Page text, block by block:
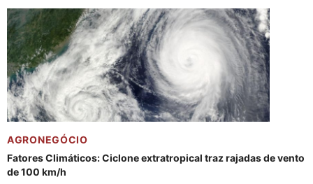
AGRONEGÓCIO
Fatores Climáticos: Ciclone extratropical traz rajadas de vento
de 100 km/h